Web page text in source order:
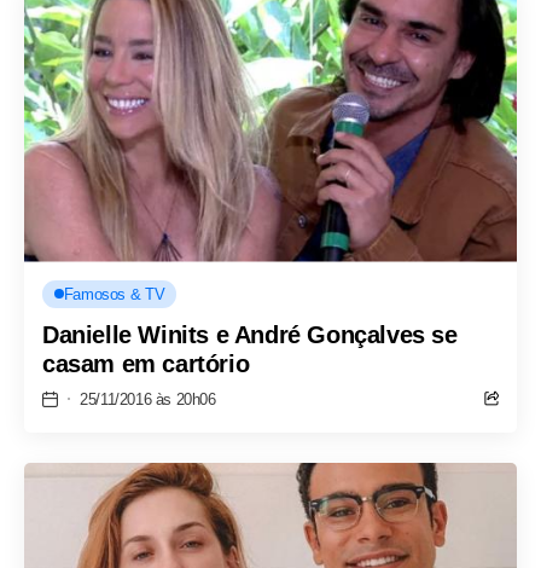
Famosos & TV
Danielle Winits e André Gonçalves se
casam em cartório
25/11/2016 às 20h06